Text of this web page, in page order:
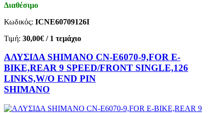
Διαθέσιμο
Κωδικός: ICNE60709126I
Τιμή: 30,00€ / 1 τεμάχιο
ΑΛΥΣΙΔΑ SHIMANO CN-E6070-9,FOR E-
BIKE,REAR 9 SPEED/FRONT SINGLE,126
LINKS,W/O END PIN
SHIMANO